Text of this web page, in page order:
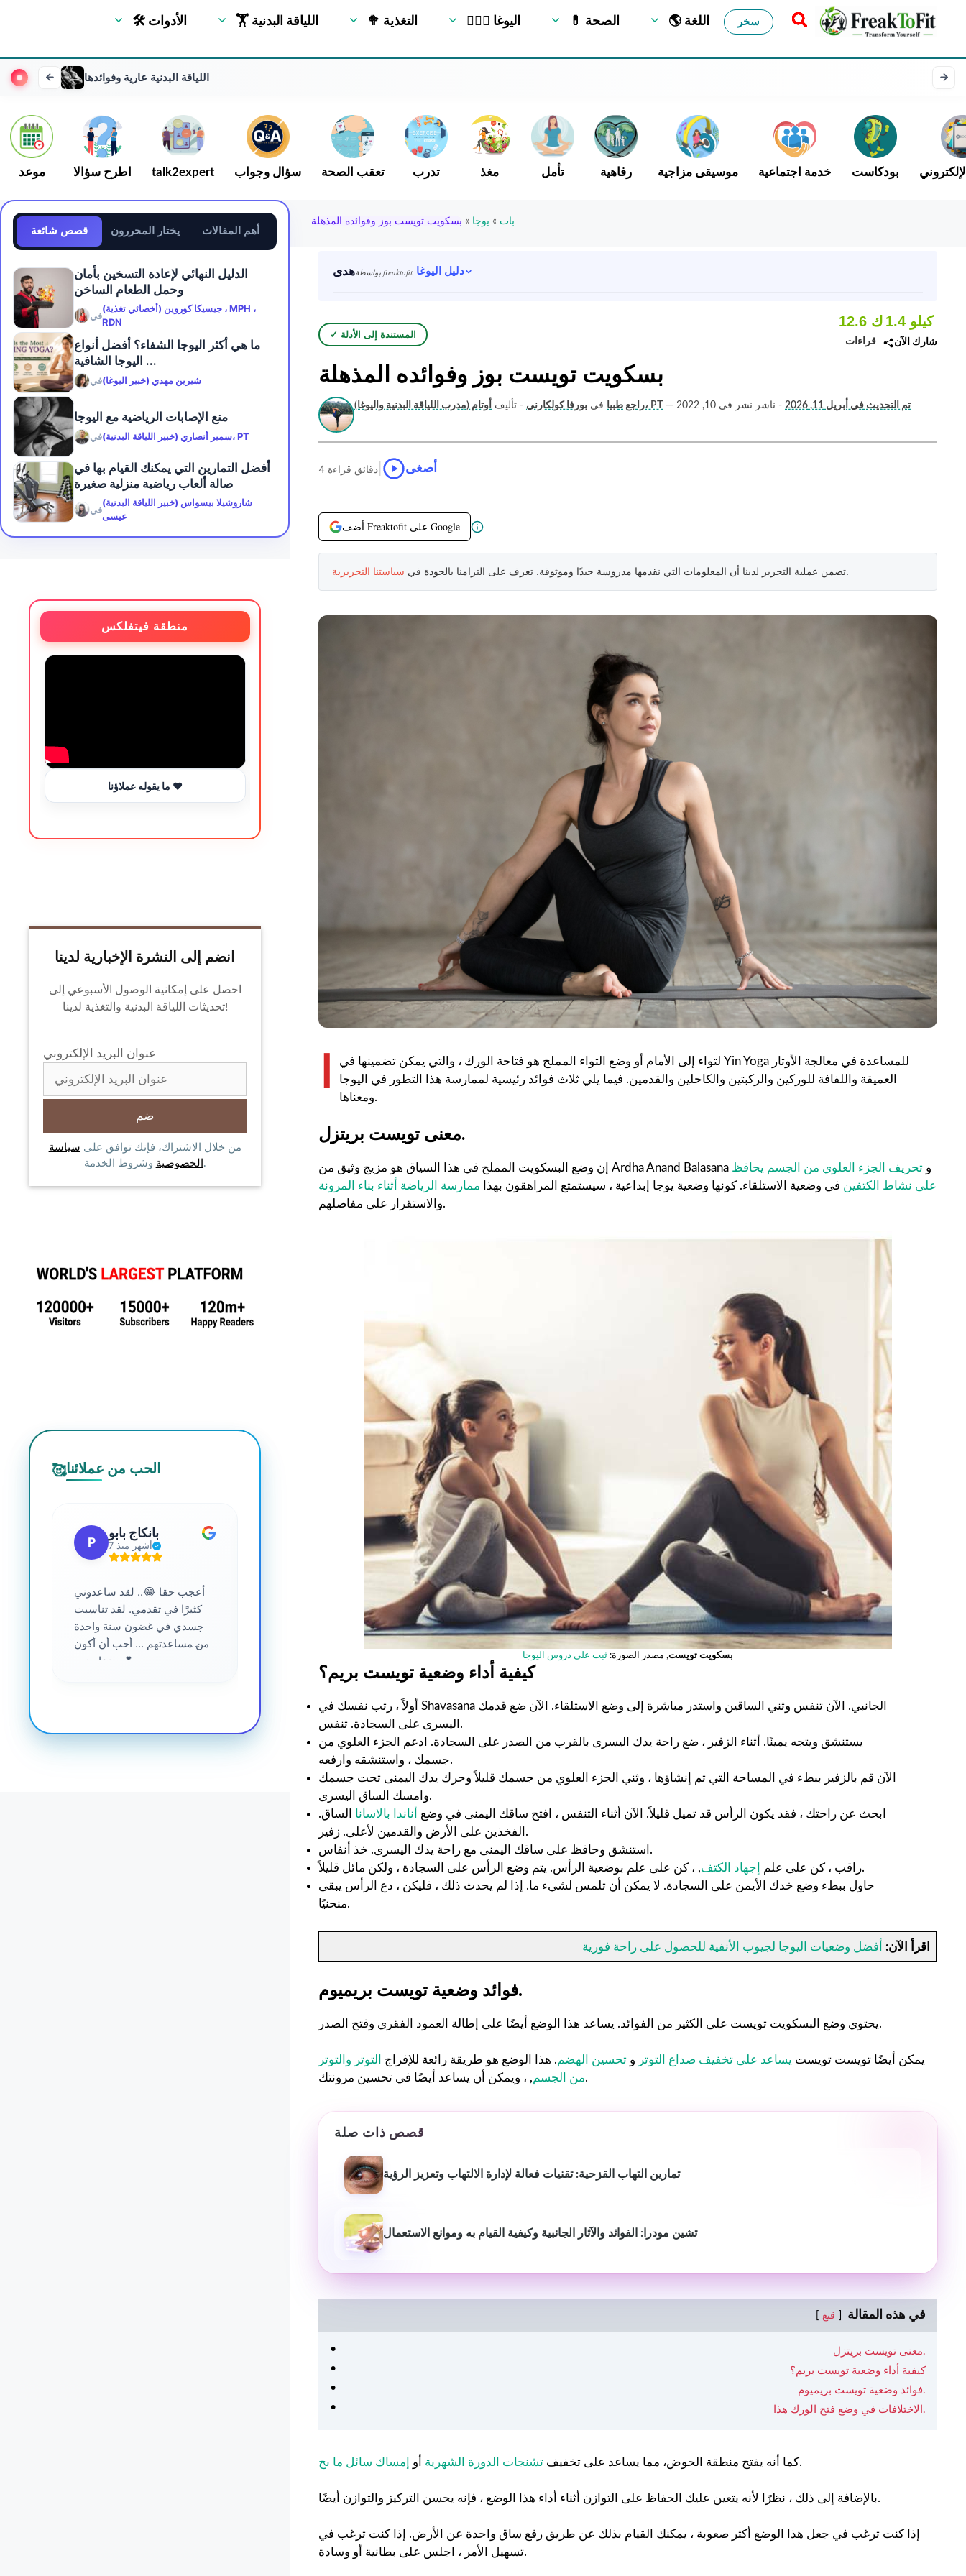
🛠 الأدوات 🏋 اللياقة البدنية 🥦 التغذية 🧘🏻‍♂️ اليوغا 💊 الصحة 🌎 اللغة سخر
اللياقة البدنية عارية وفوائدها
موعد اطرح سؤالا talk2expert سؤال وجواب تعقب الصحة تدرب مغذ تأمل رفاهية موسيقى مزاجية خدمة اجتماعية بودكاست
بات » يوجا » بسكويت تويست بوز وفوائده المذهلة
هدى بواسطة freaktofit دليل اليوغا
✓ المستندة إلى الأدلة
12.6 ك
قراءات
1.4 كيلو
شارك الآن
بسكويت تويست بوز وفوائده المذهلة
راجع طبيا في بورفا كولكارني - تأليف أوتام (مدرب اللياقة البدنية واليوغا)، PT — تم التحديث في أبريل 11, 2026 - ناشر نشر في 10, 2022
4 دقائق قراءة أصغى
أضف Freaktofit على Google
تضمن عملية التحرير لدينا أن المعلومات التي نقدمها مدروسة جيدًا وموثوقة. تعرف على التزامنا بالجودة في سياستنا التحريرية
لتواء إلى الأمام أو وضع التواء المملح هو فتاحة الورك ، والتي يمكن تضمينها في Yin Yoga للمساعدة في معالجة الأوتار
العميقة واللفافة للوركين والركبتين والكاحلين والقدمين. فيما يلي ثلاث فوائد رئيسية لممارسة هذا التطور في اليوجا
ومعناها.
معنى تويست بريتزل.
إن وضع البسكويت المملح في هذا السياق هو مزيج وثيق من Ardha Anand Balasana و تحريف الجزء العلوي من الجسم يحافظ
على نشاط الكتفين في وضعية الاستلقاء. كونها وضعية يوجا إبداعية ، سيستمتع المراهقون بهذا ممارسة الرياضة أثناء بناء المرونة
والاستقرار على مفاصلهم.
بسكويت تويست, مصدر الصورة: ثبت على دروس اليوجا
كيفية أداء وضعية تويست بريم؟
أولاً ، رتب نفسك في Shavasana الجانبي. الآن تنفس وثني الساقين واستدر مباشرة إلى وضع الاستلقاء. الآن ضع قدمك
اليسرى على السجادة. تنفس.
يستنشق ويتجه يمينًا. أثناء الزفير ، ضع راحة يدك اليسرى بالقرب من الصدر على السجادة. ادعم الجزء العلوي من
جسمك ، واستنشقه وارفعه.
الآن قم بالزفير ببطء في المساحة التي تم إنشاؤها ، وثني الجزء العلوي من جسمك قليلاً وحرك يدك اليمنى تحت جسمك
وامسك الساق اليسرى.
ابحث عن راحتك ، فقد يكون الرأس قد تميل قليلاً. الآن أثناء التنفس ، افتح ساقك اليمنى في وضع
أناندا بالاسانا الساق.
الفخذين على الأرض والقدمين لأعلى. زفير.
استنشق وحافظ على ساقك اليمنى مع راحة يدك اليسرى. خذ أنفاس.
راقب ، كن على علم
إجهاد الكتف
, ، كن على علم بوضعية الرأس. يتم وضع الرأس على السجادة ، ولكن مائل قليلاً.
حاول ببطء وضع خدك الأيمن على السجادة. لا يمكن أن تلمس لشيء ما. إذا لم يحدث ذلك ، فليكن ، دع الرأس يبقى
منحنيًا.
اقرأ الآن: أفضل وضعيات اليوجا لجيوب الأنفية للحصول على راحة فورية
فوائد وضعية تويست بريميوم.
يحتوي وضع البسكويت تويست على الكثير من الفوائد. يساعد هذا الوضع أيضًا على إطالة العمود الفقري وفتح الصدر.
يمكن أيضًا تويست تويست يساعد على تخفيف صداع التوتر و تحسين الهضم. هذا الوضع هو طريقة رائعة للإفراج
التوتر والتوتر
من الجسم, ، ويمكن أن يساعد أيضًا في تحسين مرونتك.
قصص ذات صلة
تمارين التهاب القزحية: تقنيات فعالة لإدارة الالتهاب وتعزيز الرؤية
تشين مودرا: الفوائد والآثار الجانبية وكيفية القيام به وموانع الاستعمال
في هذه المقالة قنع
معنى تويست بريتزل.
كيفية أداء وضعية تويست بريم؟
فوائد وضعية تويست بريميوم.
الاختلافات في وضع فتح الورك هذا.
كما أنه يفتح منطقة الحوض، مما يساعد على تخفيف تشنجات الدورة الشهرية أو إمساك سائل ما بح .
بالإضافة إلى ذلك ، نظرًا لأنه يتعين عليك الحفاظ على التوازن أثناء أداء هذا الوضع ، فإنه يحسن التركيز والتوازن أيضًا.
إذا كنت ترغب في جعل هذا الوضع أكثر صعوبة ، يمكنك القيام بذلك عن طريق رفع ساق واحدة عن الأرض. إذا كنت ترغب في
تسهيل الأمر ، اجلس على بطانية أو وسادة.
قصص شائعة يختار المحررون أهم المقالات
الدليل النهائي لإعادة التسخين بأمان
وحمل الطعام الساخن
في
جيسيكا كوروين (أخصائي تغذية) ، MPH ،
RDN
ما هي أكثر اليوجا الشفاء؟ أفضل أنواع
اليوجا الشافية ...
فيشيرين مهدي (خبير اليوغا)
منع الإصابات الرياضية مع اليوجا
في سمير أنصاري (خبير اللياقة البدنية)، PT
أفضل التمارين التي يمكنك القيام بها في
صالة ألعاب رياضية منزلية صغيرة
في
شاروشيلا بيسواس (خبير اللياقة البدنية)
عيسى
منطقة فيتفلكس
ما يقوله عملاؤنا ❤️ مايك تايسون دفع ما يصل 💪
انضم إلى النشرة الإخبارية لدينا
احصل على إمكانية الوصول الأسبوعي إلى
تحديثات اللياقة البدنية والتغذية لدينا!
عنوان البريد الإلكتروني
من خلال الاشتراك، فإنك توافق على سياسة
الخصوصية وشروط الخدمة.
🥰الحب من عملائنا
P
بانكاج بابو
7 أشهر منذ
أعجب حقا 😂.. لقد ساعدوني
كثيرًا في تقدمي. لقد تناسبت
جسدي في غضون سنة واحدة
من مساعدتهم ... أحب أن أكون
جزءا منهم 💕
P
بيوش ياداف
قبل عام
لقد غير موقع استشارات اللياقة
البدنية هذا أسلوب حياتي حقًا.
كان من السهل اتباع خطط
التمرين والتغذية الشخصية
وفعالة. شعرت بالدعم في كل
خطوة على الطريق - موصى به
الحصول على صحة أفضل. ❤️